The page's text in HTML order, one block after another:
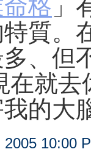
質。
、但
在就
的大
2005 10:00